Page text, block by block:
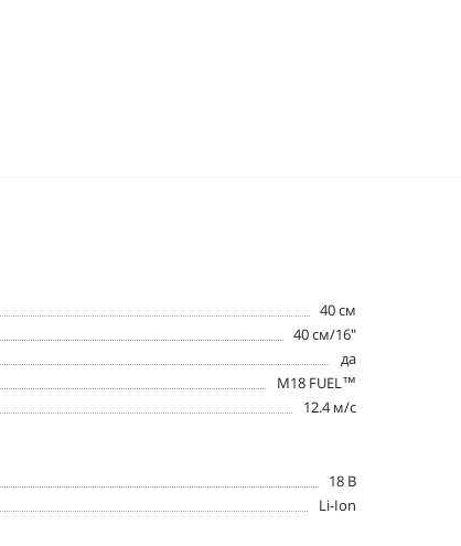
40 см
40 см/16"
да
M18 FUEL™
12.4 м/с
18 В
Li-Ion